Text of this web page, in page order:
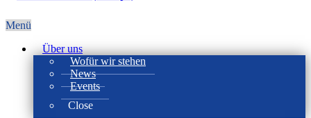
Menü
Über uns
Wofür wir stehen
News
Events
Close